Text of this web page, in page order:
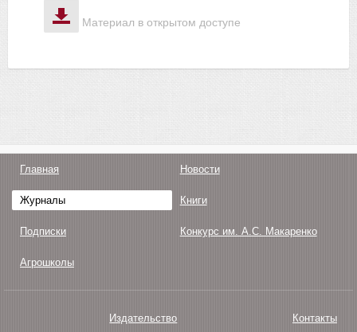
Материал в открытом доступе
Главная Новости
Журналы Книги
Подписки Конкурс им. А.С. Макаренко
Агрошколы
Издательство Контакты